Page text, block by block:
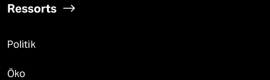
Ressorts
Politik
Öko